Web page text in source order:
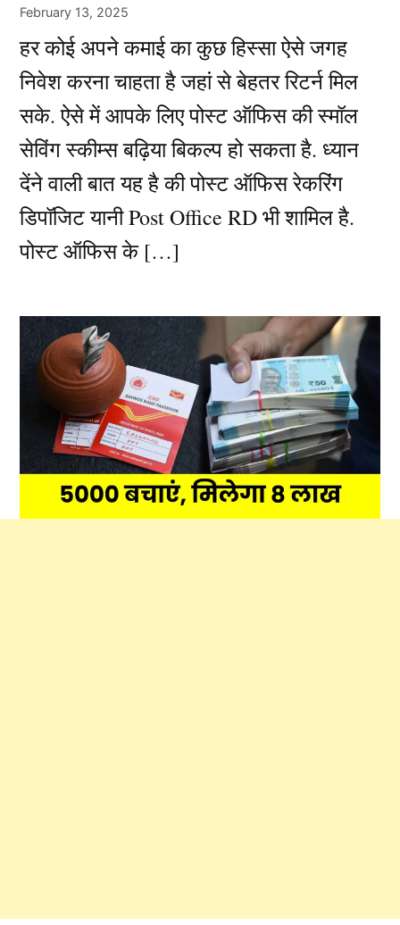
February 13, 2025
हर कोई अपने कमाई का कुछ हिस्सा ऐसे जगह
निवेश करना चाहता है जहां से बेहतर रिटर्न मिल
सके. ऐसे में आपके लिए पोस्ट ऑफिस की स्मॉल
सेविंग स्कीम्स बढ़िया बिकल्प हो सकता है. ध्यान
देंने वाली बात यह है की पोस्ट ऑफिस रेकरिंग
डिपॉजिट यानी Post Office RD भी शामिल है.
पोस्ट ऑफिस के […]